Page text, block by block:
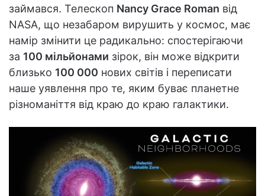
займався. Телескоп Nancy Grace Roman від
NASA, що незабаром вирушить у космос, має
намір змінити це радикально: спостерігаючи
за 100 мільйонами зірок, він може відкрити
близько 100 000 нових світів і переписати
наше уявлення про те, яким буває планетне
різноманіття від краю до краю галактики.